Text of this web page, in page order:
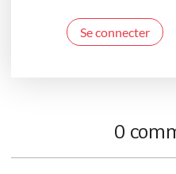
Se connecter
0